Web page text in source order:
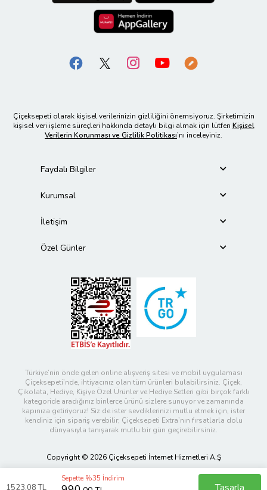
1523,08 TL
Sepette %35 İndirim
Çiçeksepeti olarak kişisel verilerinizin gizliliğini önemsiyoruz. Şirketimizin
kişisel veri işleme süreçleri hakkında detaylı bilgi almak için lütfen Kişisel
Verilerin Korunması ve Gizlilik Politikası’nı inceleyiniz.
Faydalı Bilgiler
Kurumsal
İletişim
Özel Günler
Türkiye’nin önde gelen online alışveriş sitesi ve mobil uygulaması
Çiçeksepeti’nde, ihtiyacınız olan tüm ürünleri bulabilirsiniz. Çiçek,
Çikolata, Hediye, Kişiye Özel Ürünler ve Hediye Setleri gibi birçok farklı
kategoride aradığınız binlerce ürünü sizlere sunuyor ve zamanında
kapınıza getiriyoruz! Siz de ister sevdiklerinizi mutlu etmek için, ister
kendiniz için sipariş verebilir; Çiçeksepeti Extra’nın fırsatlarla dolu
dünyasıyla tanışarak mutlu bir gün geçirebilirsiniz.
Copyright © 2026 Çiçeksepeti İnternet Hizmetleri A.Ş